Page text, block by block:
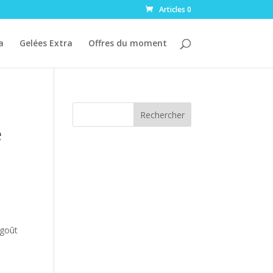
Articles 0
Gelées Extra Offres du moment
Rechercher